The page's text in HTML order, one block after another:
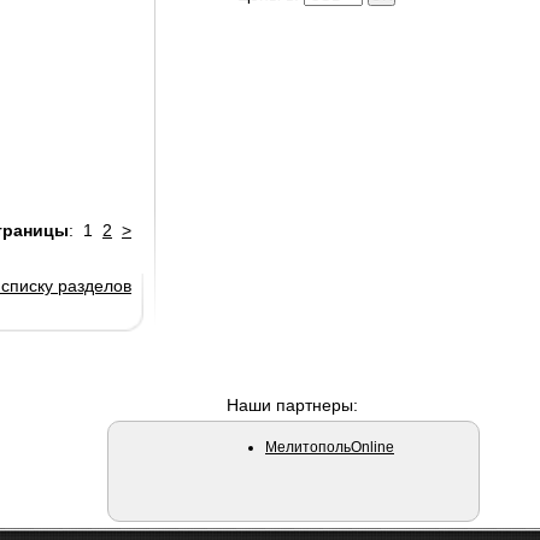
: 1 2 >
разделов
Наши партнеры:
МелитопольOnline